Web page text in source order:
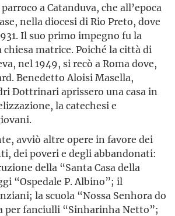
a Catanduva, che all’epoca
nella diocesi di Rio Preto, dove
Il suo primo impegno fu la
matrice. Poiché la città di
nel 1949, si recò a Roma dove,
Benedetto Aloisi Masella,
Dottrinari aprissero una casa in
la catechesi e
avviò altre opere in favore dei
dei poveri e degli abbandonati:
della “Santa Casa della
“Ospedale P. Albino”; il
la scuola “Nossa Senhora do
per fanciulli “Sinharinha Netto”;